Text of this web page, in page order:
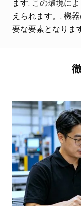
ます. この環境に
えられます。. 機
要な要素となりま